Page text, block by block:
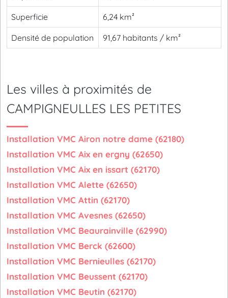
Superficie 6,24 km²
Densité de population 91,67 habitants / km²
Les villes à proximités de
CAMPIGNEULLES LES PETITES
Installation VMC Airon notre dame (62180)
Installation VMC Aix en ergny (62650)
Installation VMC Aix en issart (62170)
Installation VMC Alette (62650)
Installation VMC Attin (62170)
Installation VMC Avesnes (62650)
Installation VMC Beaurainville (62990)
Installation VMC Berck (62600)
Installation VMC Bernieulles (62170)
Installation VMC Beussent (62170)
Installation VMC Beutin (62170)